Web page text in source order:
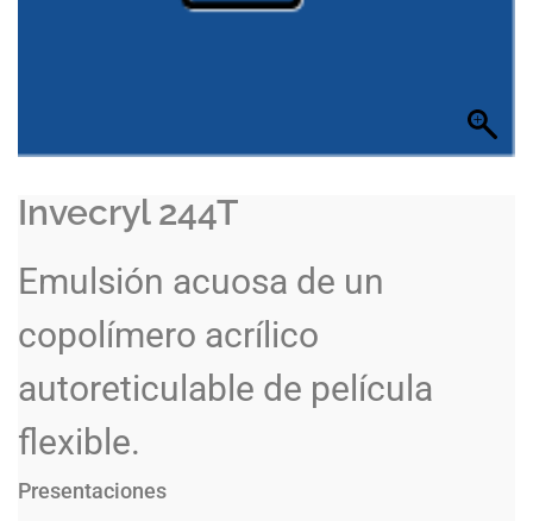
Invecryl 244T
Emulsión acuosa de un
copolímero acrílico
autoreticulable de película
flexible.
Presentaciones